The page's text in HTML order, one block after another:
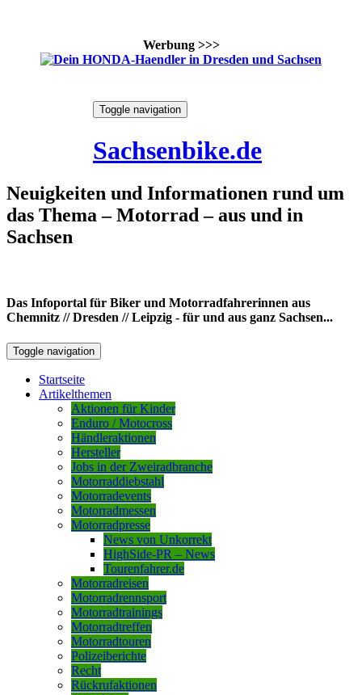
Werbung >>>
Toggle navigation
Sachsenbike.de
Neuigkeiten und Informationen rund um
das Thema – Motorrad – aus und in
Sachsen
Das Infoportal für Biker und Motorradfahrerinnen aus
Chemnitz // Dresden // Leipzig - für und aus ganz Sachsen...
Toggle navigation
Startseite
Artikelthemen
Aktionen für Kinder
Enduro / Motocross
Händleraktionen
Hersteller
Jobs in der Zweiradbranche
Motorraddiebstahl
Motorradevents
Motorradmessen
Motorradpresse
News von Unkorrekt
HighSide-PR – News
Tourenfahrer.de
Motorradreisen
Motorradrennsport
Motorradtrainings
Motorradtreffen
Motorradtouren
Polizeiberichte
Recht
Rückrufaktionen